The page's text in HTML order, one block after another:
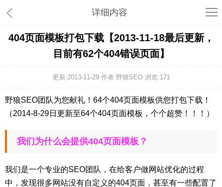
详细内容
404页面模板打包下载【2013-11-18最后更新，
目前有62个404错误页面】
更新:2013-11-29 作者:野狼SEO 浏览:171
野狼SEO团队为您献礼！64个404页面模板供您打包下载！
（2014-8-29日更新至64个404页面模板，个个超赞！！！）
我们为什么会提供404页面模板？
我们是一个专业的SEO团队，在给客户做网站优化的过程
中，发现很多网站没有自定义的404页面，甚至有一些配置了